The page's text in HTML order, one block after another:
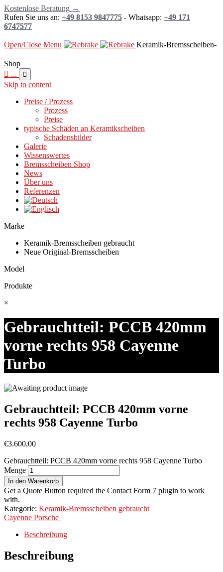
Kostenlose Beratung →
Rufen Sie uns an: +49 8153 9847775 - Whatsapp: +49 171
6747577
Open/Close Menu Keramik-Bremsscheiben-
Shop
 ... 
Skip to content
Preise / Prozess
Prozess
Preise
typische Schäden an Keramikscheiben
Schadensbilder
Galerie
Wissenswertes
Bremsscheiben Shop
News
Über uns
Referenzen
Marke
Keramik-Bremsscheiben gebraucht
Neue Original-Bremsscheiben
Model
Produkte
×
Gebrauchtteil: PCCB 420mm
vorne rechts 958 Cayenne
Turbo
Gebrauchtteil: PCCB 420mm vorne
rechts 958 Cayenne Turbo
€3.600,00
Gebrauchtteil: PCCB 420mm vorne rechts 958 Cayenne Turbo
Menge
In den Warenkorb
Get a Quote Button required the Contact Form 7 plugin to work
with.
Kategorie: Keramik-Bremsscheiben gebraucht
Cayenne Porsche
Beschreibung
Beschreibung